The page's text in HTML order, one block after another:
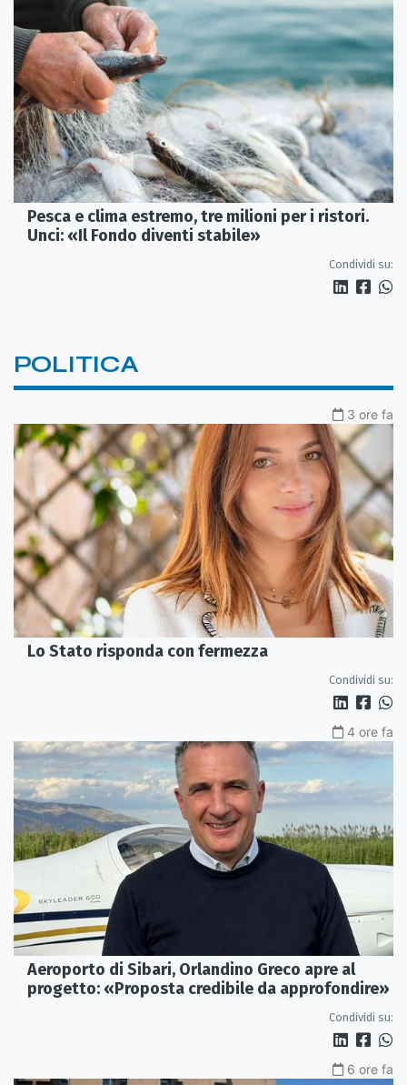
Pesca e clima estremo, tre milioni per i ristori.
Unci: «Il Fondo diventi stabile»
Condividi su:
POLITICA
3 ore fa
Lo Stato risponda con fermezza
Condividi su:
4 ore fa
Aeroporto di Sibari, Orlandino Greco apre al
progetto: «Proposta credibile da approfondire»
Condividi su:
6 ore fa